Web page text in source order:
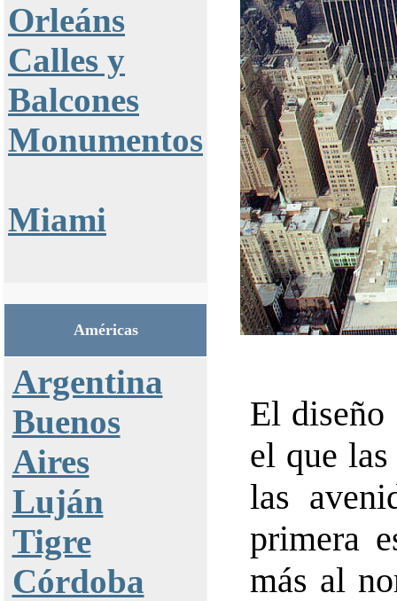
Orleáns
Calles y
Balcones
Monumentos
Miami
Américas
Argentina
Buenos
Aires
Luján
Tigre
Córdoba
El diseño
el que
las
primera
más al